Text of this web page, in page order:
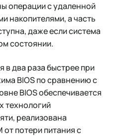
операции с удаленной
накопителями, а часть
даже если система
состоянии.
в два раза быстрее при
BIOS по сравнению с
BIOS обеспечивается
технологий
реализована
от потери питания с